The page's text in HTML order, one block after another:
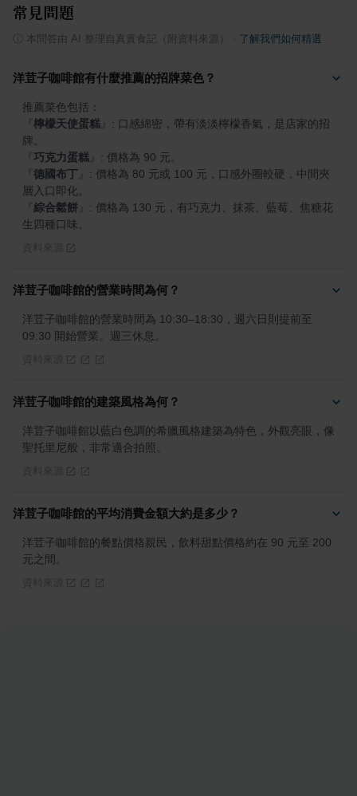
常見問題
本問答由 AI 整理自真實食記（附資料來源） 了解我們如何精選
洋荳子咖啡館有什麼推薦的招牌菜色？
檸檬天使蛋糕
: 口感綿密，帶有淡淡檸檬香氣，是店家的招
巧克力蛋糕
德國布丁
: 價格為 80 元或 100 元，口感外圈較硬，中間夾
綜合鬆餅
: 價格為 130 元，有巧克力、抹茶、藍莓、焦糖花
生四種口味。
洋荳子咖啡館的營業時間為何？
洋荳子咖啡館的營業時間為 10:30–18:30，週六日則提前至
09:30 開始營業。週三休息。
洋荳子咖啡館的建築風格為何？
洋荳子咖啡館以藍白色調的希臘風格建築為特色，外觀亮眼，像
聖托里尼般，非常適合拍照。
洋荳子咖啡館的平均消費金額大約是多少？
洋荳子咖啡館的餐點價格親民，飲料甜點價格約在 90 元至 200
元之間。